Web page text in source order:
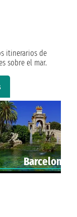
itinerarios de
sobre el mar.
Barcelona